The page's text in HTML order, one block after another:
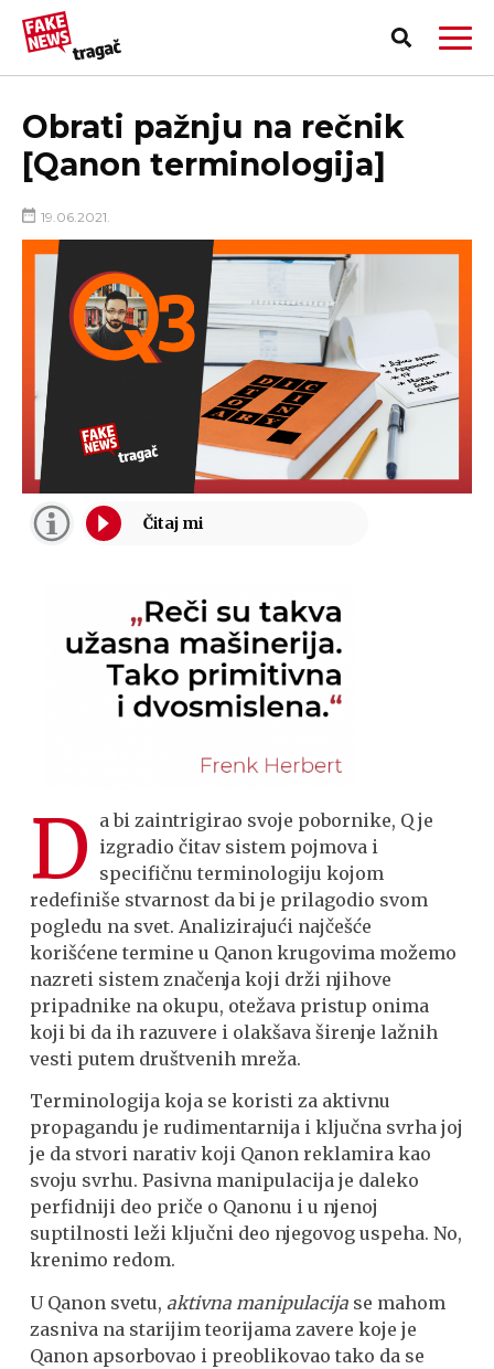
PRIJAVI LAŽNU VEST!
Obrati pažnju na rečnik
[Qanon terminologija]
19.06.2021.
D a bi zaintrigirao svoje pobornike, Q je
izgradio čitav sistem pojmova i
specifičnu terminologiju kojom
redefiniše stvarnost da bi je prilagodio svom
pogledu na svet. Analizirajući najčešće
korišćene termine u Qanon krugovima možemo
nazreti sistem značenja koji drži njihove
pripadnike na okupu, otežava pristup onima
koji bi da ih razuvere i olakšava širenje lažnih
vesti putem društvenih mreža.
Terminologija koja se koristi za aktivnu
propagandu je rudimentarnija i ključna svrha joj
je da stvori narativ koji Qanon reklamira kao
svoju svrhu. Pasivna manipulacija je daleko
perfidniji deo priče o Qanonu i u njenoj
suptilnosti leži ključni deo njegovog uspeha. No,
krenimo redom.
U Qanon svetu, aktivna manipulacija se mahom
zasniva na starijim teorijama zavere koje je
Qanon apsorbovao i preoblikovao tako da se